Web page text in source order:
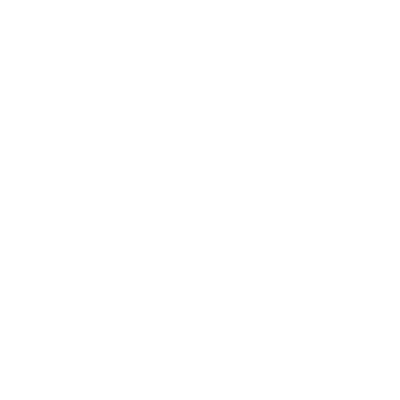
L’impact du choix des données
Comparatifs de solutions de structure
Prise en compte des changements de